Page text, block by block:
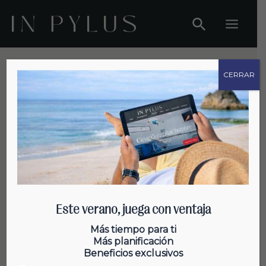
contenido
Menu
Caída del pelo
¿Cómo evitar la caída del pelo?
Este verano, juega con ventaja
Más tiempo para ti
Más planificación
Beneficios exclusivos
CERRAR